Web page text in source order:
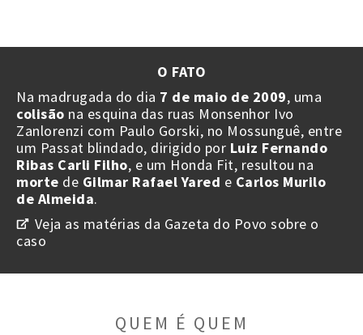
O FATO
Na madrugada do dia 7 de maio de 2009, uma
colisão na esquina das ruas Monsenhor Ivo
Zanlorenzi com Paulo Gorski, no Mossunguê, entre
um Passat blindado, dirigido por Luiz Fernando
Ribas Carli Filho, e um Honda Fit, resultou na
morte de Gilmar Rafael Yared e Carlos Murilo
de Almeida.
Veja as matérias da Gazeta do Povo sobre o
caso
QUEM É QUEM